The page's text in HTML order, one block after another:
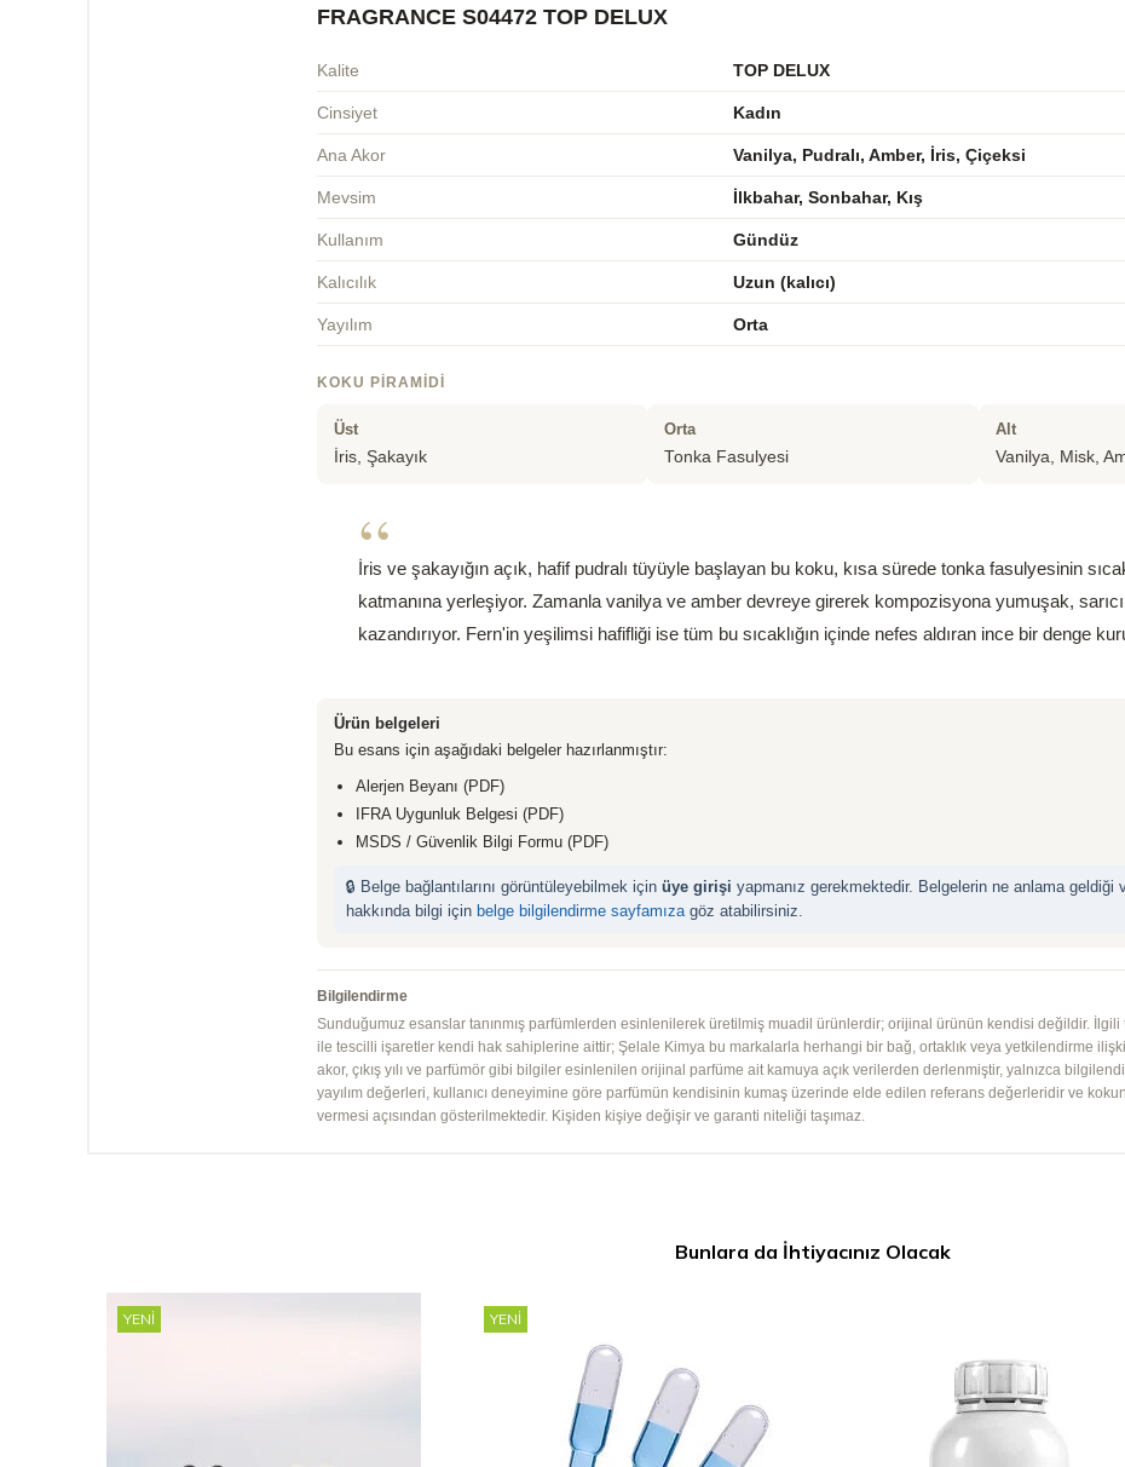
FRAGRANCE S04472 TOP DELUX
Kalite TOP DELUX
Cinsiyet Kadın
Ana Akor Vanilya, Pudralı, Amber, İris, Çiçeksi
Mevsim İlkbahar, Sonbahar, Kış
Kullanım Gündüz
Kalıcılık Uzun (kalıcı)
Yayılım Orta
KOKU PIRAMIDI
Üst
İris, Şakayık
Orta
Tonka Fasulyesi
Alt
Vanilya, Misk,
“
İris ve şakayığın açık, hafif pudralı tüyüyle başlayan bu koku, kısa sürede tonka fasulyesinin
katmanına yerleşiyor. Zamanla vanilya ve amber devreye girerek kompozisyona yumuşak,
kazandırıyor. Fern'in yeşilimsi hafifliği ise tüm bu sıcaklığın içinde nefes aldıran ince bir denge
Ürün belgeleri
Bu esans için aşağıdaki belgeler hazırlanmıştır:
Alerjen Beyanı (PDF)
IFRA Uygunluk Belgesi (PDF)
MSDS / Güvenlik Bilgi Formu (PDF)
🔒 Belge bağlantılarını görüntüleyebilmek için üye girişi yapmanız gerekmektedir. Belgelerin ne anlama geldiği
hakkında bilgi için belge bilgilendirme sayfamıza göz atabilirsiniz.
Bilgilendirme
Sunduğumuz esanslar tanınmış parfümlerden esinlenilerek üretilmiş muadil ürünlerdir; orijinal ürünün kendisi değildir. İlgili
ile tescilli işaretler kendi hak sahiplerine aittir; Şelale Kimya bu markalarla herhangi bir bağ, ortaklık veya yetkilendirme
akor, çıkış yılı ve parfümör gibi bilgiler esinlenilen orijinal parfüme ait kamuya açık verilerden derlenmiştir, yalnızca
yayılım değerleri, kullanıcı deneyimine göre parfümün kendisinin kumaş üzerinde elde edilen referans değerleridir ve
vermesi açısından gösterilmektedir. Kişiden kişiye değişir ve garanti niteliği taşımaz.
Bunlara da İhtiyacınız Olacak
YENI YENI